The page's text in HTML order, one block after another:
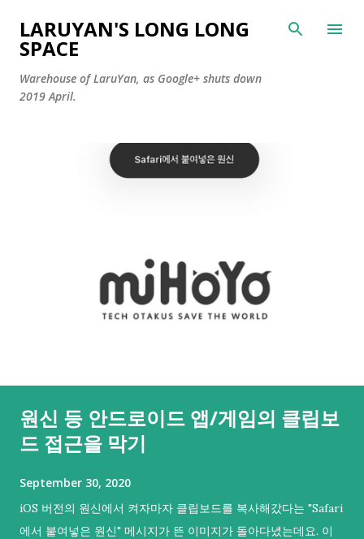
Skip to main content
LARUYAN'S LONG LONG
SPACE
Warehouse of LaruYan, as Google+ shuts down
2019 April.
원신 등 안드로이드 앱/게임의 클립보
드 접근을 막기
September 30, 2020
iOS 버전의 원신에서 켜자마자 클립보드를 복사해갔다는 "Safari
에서 붙여넣은 원신" 메시지가 뜬 이미지가 돌아다녔는데요. 이